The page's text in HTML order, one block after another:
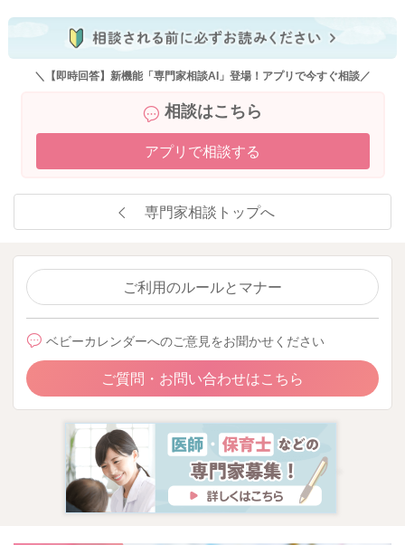
＼【即時回答】新機能「専門家相談AI」登場！アプリで今すぐ相談／
相談はこちら
アプリで相談する
専門家相談トップへ
ご利用のルールとマナー
ベビーカレンダーへのご意見をお聞かせください
ご質問・お問い合わせはこちら